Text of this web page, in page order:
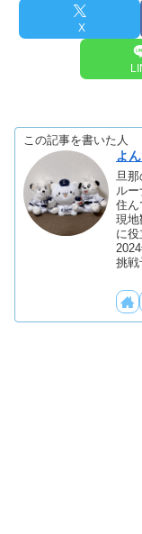
X
この記事を書いた人
よ
旦
ル
住ん
現地
に役
挑戦